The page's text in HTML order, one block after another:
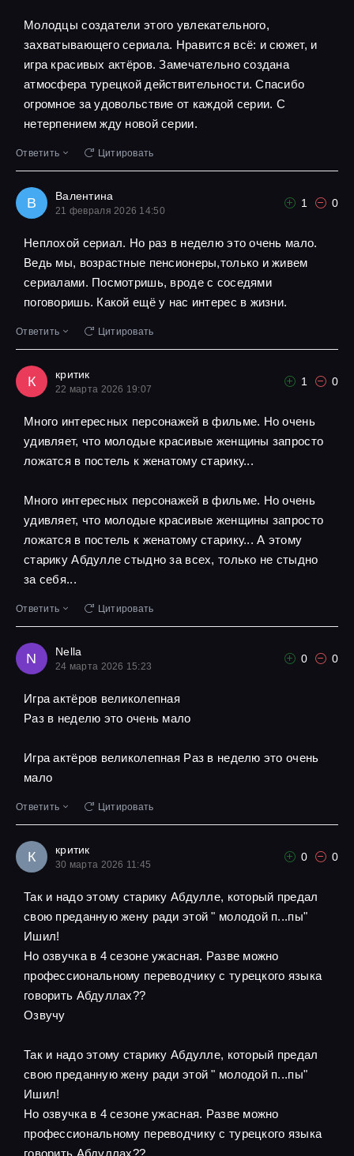
Молодцы создатели этого увлекательного,
захватывающего сериала. Нравится всё: и сюжет, и
игра красивых актёров. Замечательно создана
атмосфера турецкой действительности. Спасибо
огромное за удовольствие от каждой серии. С
нетерпением жду новой серии.
Ответить Цитировать
В Валентина
21 февраля 2026 14:50
1 0
Неплохой сериал. Но раз в неделю это очень мало.
Ведь мы, возрастные пенсионеры,только и живем
сериалами. Посмотришь, вроде с соседями
поговоришь. Какой ещё у нас интерес в жизни.
Ответить Цитировать
К критик
22 марта 2026 19:07
1 0
Много интересных персонажей в фильме. Но очень
удивляет, что молодые красивые женщины запросто
ложатся в постель к женатому старику...
Много интересных персонажей в фильме. Но очень
удивляет, что молодые красивые женщины запросто
ложатся в постель к женатому старику... А этому
старику Абдулле стыдно за всех, только не стыдно
за себя...
Ответить Цитировать
N Nella
24 марта 2026 15:23
0 0
Игра актёров великолепная
Pаз в неделю это очень мало
Игра актёров великолепная Pаз в неделю это очень
мало
Ответить Цитировать
К критик
30 марта 2026 11:45
0 0
Так и надо этому старику Абдулле, который предал
свою преданную жену ради этой " молодой п...пы"
Ишил!
Но озвучка в 4 сезоне ужасная. Разве можно
профессиональному переводчику с турецкого языка
говорить Абдуллах??
Озвучу
Так и надо этому старику Абдулле, который предал
свою преданную жену ради этой " молодой п...пы"
Ишил!
Но озвучка в 4 сезоне ужасная. Разве можно
профессиональному переводчику с турецкого языка
говорить Абдуллах??